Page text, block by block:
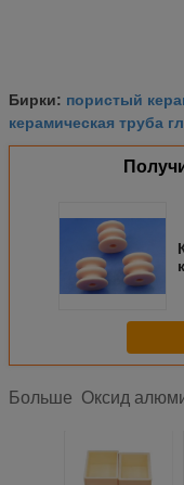
Бирки: пористый
керамическая труба
Больше Оксид